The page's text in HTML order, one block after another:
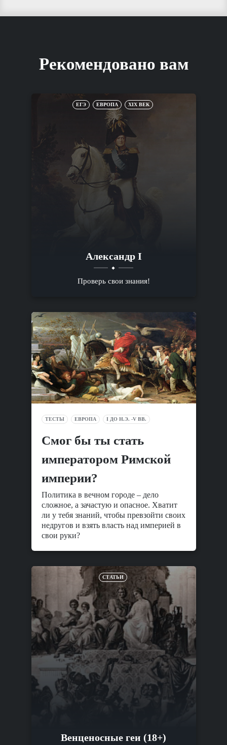
Рекомендовано вам
ЕГЭ ЕВРОПА XIX ВЕК
Александр I
Проверь свои знания!
ТЕСТЫ ЕВРОПА I ДО Н.Э. -V ВВ.
Смог бы ты стать
императором Римской
империи?
Политика в вечном городе – дело
сложное, а зачастую и опасное. Хватит
ли у тебя знаний, чтобы превзойти своих
недругов и взять власть над империей в
свои руки?
СТАТЬИ
Венценосные геи (18+)